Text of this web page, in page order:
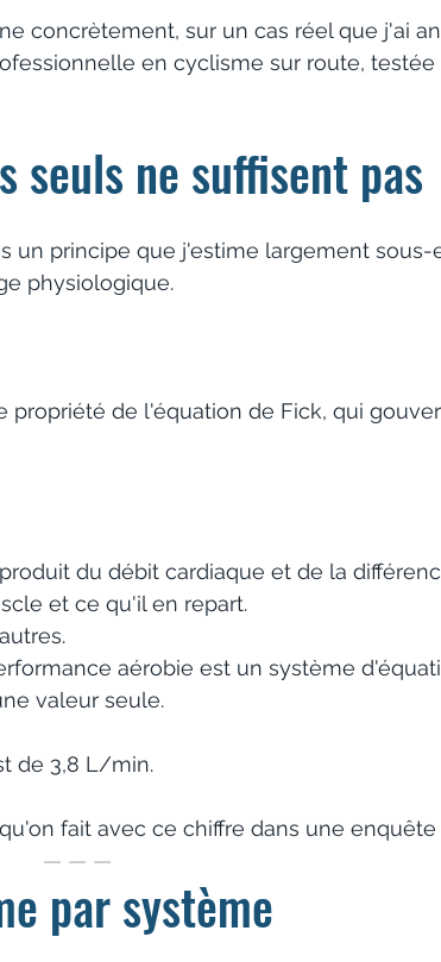
concrètement, sur un cas réel que j'ai
en cyclisme sur route, testée
seuls ne suffisent pas
un principe que j'estime largement sous-
physiologique.
de l'équation de Fick, qui
du débit cardiaque et de la
et ce qu'il en repart.
aérobie est un système
valeur seule.
de 3,8 L/min.
fait avec ce chiffre dans une
— — —
par système